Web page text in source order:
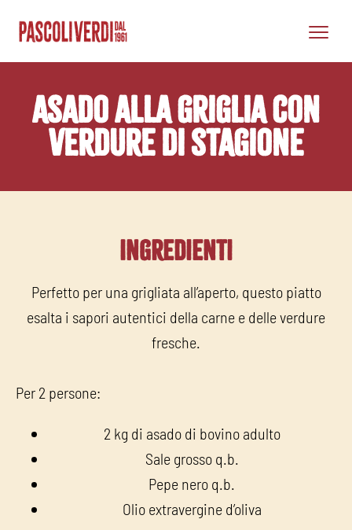
Asado alla griglia con
verdure di stagione
Ingredienti
Perfetto per una grigliata all’aperto, questo piatto
esalta i sapori autentici della carne e delle verdure
fresche.
Per 2 persone:
2 kg di asado di bovino adulto
Sale grosso q.b.
Pepe nero q.b.
Olio extravergine d’oliva